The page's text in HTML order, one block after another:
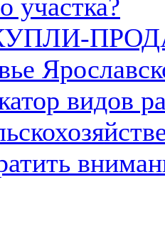
участка?
видов